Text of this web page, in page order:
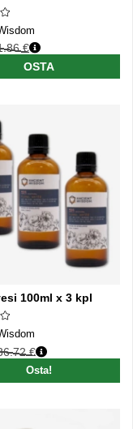
hinta
€
OSTA
100ml x 3 kpl
hinta€
Osta!